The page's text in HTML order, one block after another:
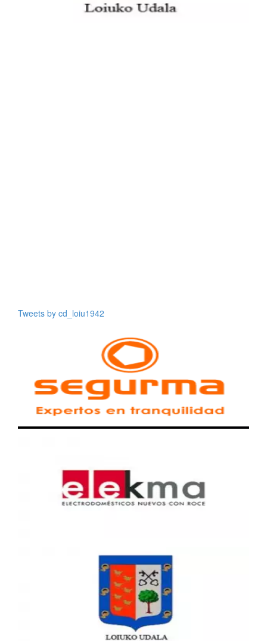
Tweets by cd_loiu1942